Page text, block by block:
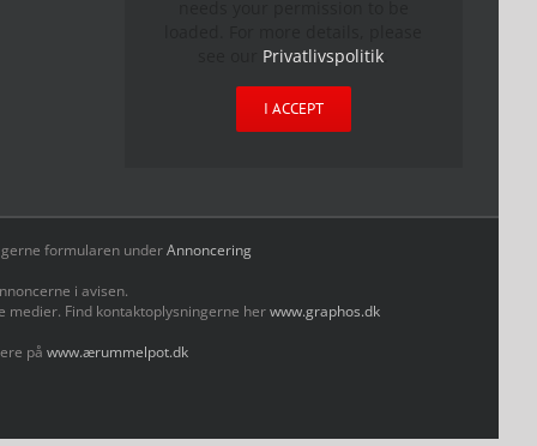
Privatlivspolitik
I ACCEPT
formularen underAnnoncering
i avisen.
medier. Find kontaktoplysningerne herwww.graphos.dk
på www.ærummelpot.dk